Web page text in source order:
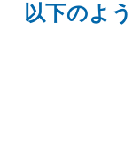
以下のよ